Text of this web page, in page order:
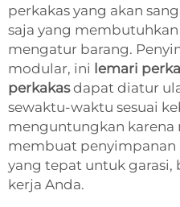
perkakas yang akan
saja yang
mengatur barang.
modular, ini lemari
perkakasdapat diatur
sewaktu-waktu sesuai
menguntungkan
membuat penyimpanan
yang tepat untuk garasi,
kerja Anda.